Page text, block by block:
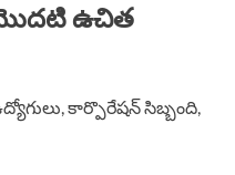
ఉచిత
కార్పొరేషన్ సిబ్బంది,